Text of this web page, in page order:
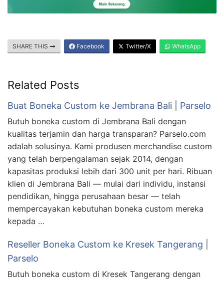
SHARE THIS Facebook Twitter/X WhatsApp
Related Posts
Buat Boneka Custom ke Jembrana Bali | Parselo
Butuh boneka custom di Jembrana Bali dengan
kualitas terjamin dan harga transparan? Parselo.com
adalah solusinya. Kami produsen merchandise custom
yang telah berpengalaman sejak 2014, dengan
kapasitas produksi lebih dari 300 unit per hari. Ribuan
klien di Jembrana Bali — mulai dari individu, instansi
pendidikan, hingga perusahaan besar — telah
mempercayakan kebutuhan boneka custom mereka
kepada …
Reseller Boneka Custom ke Kresek Tangerang |
Parselo
Butuh boneka custom di Kresek Tangerang dengan